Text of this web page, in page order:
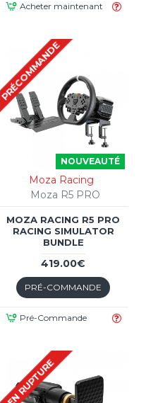
Acheter maintenant
NOUVEAUTÉ
PRÉCOMMANDE
Moza Racing
Moza R5 PRO
MOZA RACING R5 PRO
RACING SIMULATOR
BUNDLE
419.00€
PRÉ-COMMANDE
Pré-Commande
EN RUPTURE